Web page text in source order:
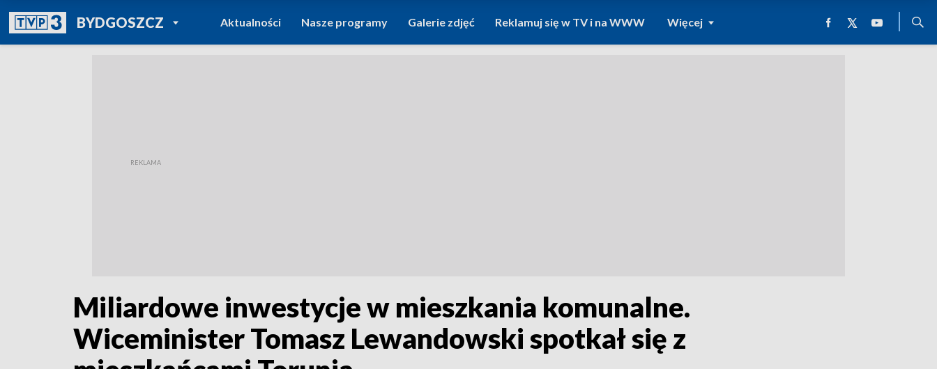
BYDGOSZCZPOWRÓT DO
TVP REGIONY
Aktualności Nasze programy Galerie zdjęć Reklamuj się w TV i na WWW Więcej
Miliardowe inwestycje w mieszkania komunalne.
Wiceminister Tomasz Lewandowski spotkał się z